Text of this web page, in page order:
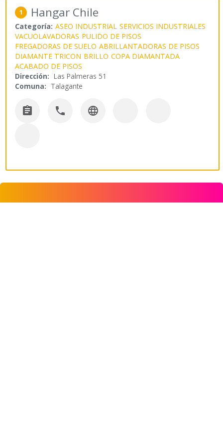
1 Hangar Chile
Categoría: ASEO INDUSTRIAL SERVICIOS INDUSTRIALES
VACUOLAVADORAS PULIDO DE PISOS
FREGADORAS DE SUELO ABRILLANTADORAS DE PISOS
DIAMANTE TRICON BRILLO COPA DIAMANTADA
ACABADO DE PISOS
Dirección: Las Palmeras 51
Comuna: Talagante
  